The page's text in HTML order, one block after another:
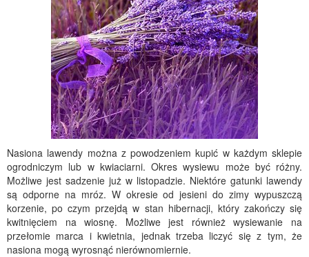
Nasiona lawendy można z powodzeniem kupić w każdym sklepie
ogrodniczym lub w kwiaciarni. Okres wysiewu może być różny.
Możliwe jest sadzenie już w listopadzie. Niektóre gatunki lawendy
są odporne na mróz. W okresie od jesieni do zimy wypuszczą
korzenie, po czym przejdą w stan hibernacji, który zakończy się
kwitnięciem na wiosnę. Możliwe jest również wysiewanie na
przełomie marca i kwietnia, jednak trzeba liczyć się z tym, że
nasiona mogą wyrosnąć nierównomiernie.